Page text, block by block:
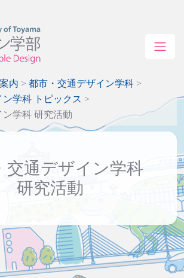
内 > 都市・交通デザイン学科 >
学科 トピックス >
学科 研究活動
交通デザイン学科
研究活動